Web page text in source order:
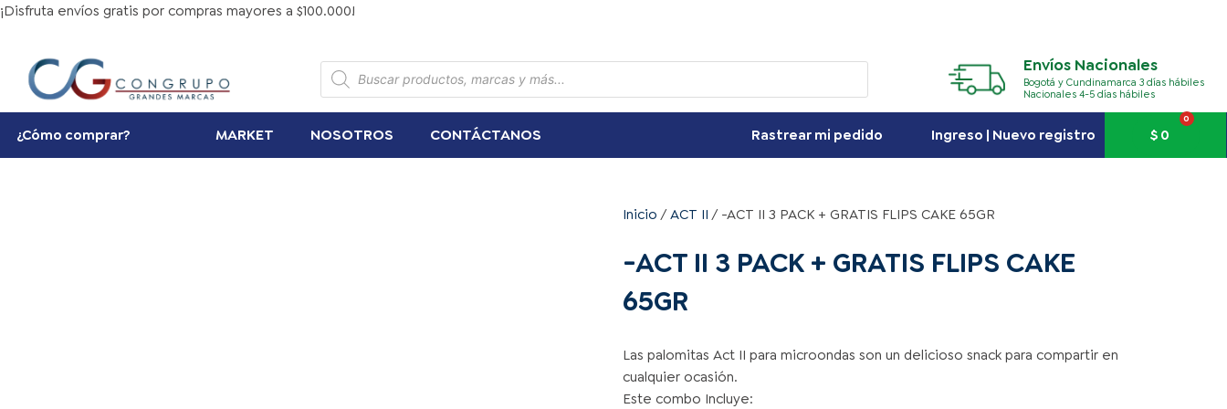
Ir
contenido
¡Disfruta envíos gratis por compras mayores a $100.000!
Búsqueda
de
productos
Envíos Nacionales
Bogotá y Cundinamarca 3 días hábiles
Nacionales 4-5 días hábiles
¿Cómo comprar? MARKET NOSOTROS CONTÁCTANOS Rastrear mi pedido Ingreso | Nuevo registro $0
0
Inicio /ACT II / -ACT II 3 PACK + GRATIS FLIPS CAKE 65GR
-ACT II 3 PACK + GRATIS FLIPS CAKE
65GR
Las palomitas Act II para microondas son un delicioso snack para compartir en
cualquier ocasión.
Este combo Incluye: